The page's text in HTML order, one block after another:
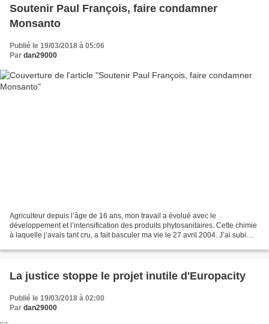
Soutenir Paul François, faire condamner
Monsanto
Publié le 19/03/2018 à 05:06
Par dan29000
Agriculteur depuis l’âge de 16 ans, mon travail a évolué avec le
développement et l’intensification des produits phytosanitaires. Cette chimie
à laquelle j’avais tant cru, a fait basculer ma vie le 27 avril 2004. J’ai subi
La justice stoppe le projet inutile d'Europacity
Publié le 19/03/2018 à 02:00
Par dan29000